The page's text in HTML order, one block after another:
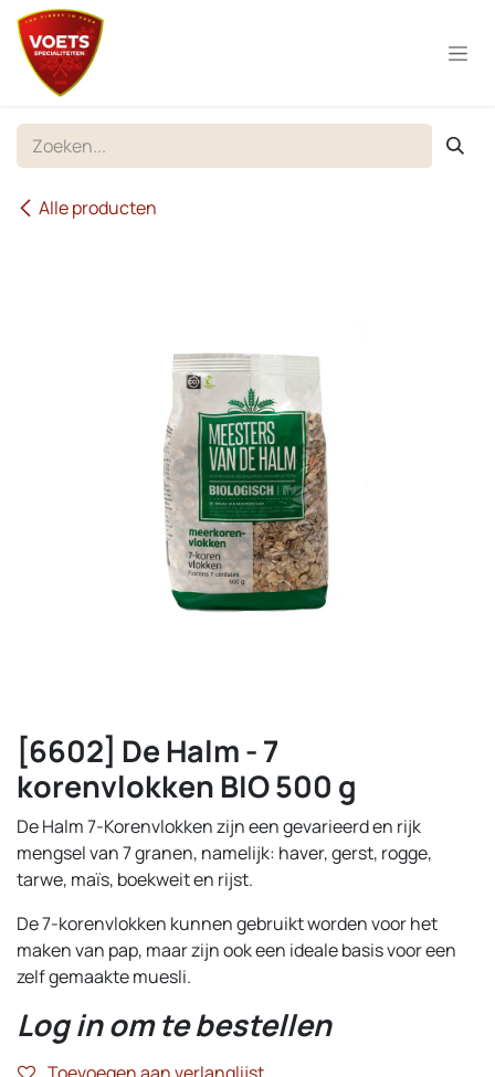
Overslaan naar inhoud
Alle producten
[6602] De Halm - 7
korenvlokken BIO 500 g
De Halm 7-Korenvlokken zijn een gevarieerd en rijk
mengsel van 7 granen, namelijk: haver, gerst, rogge,
tarwe, maïs, boekweit en rijst.
De 7-korenvlokken kunnen gebruikt worden voor het
maken van pap, maar zijn ook een ideale basis voor een
zelf gemaakte muesli.
Log in om te bestellen